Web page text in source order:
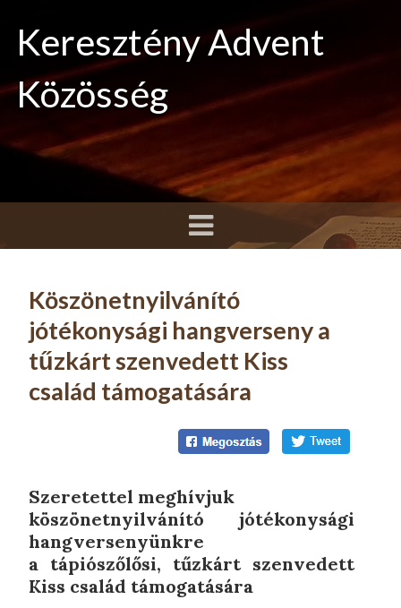
Keresztény Advent
Közösség
Köszönetnyilvánító
jótékonysági hangverseny a
tűzkárt szenvedett Kiss
család támogatására
Szeretettel meghívjuk
köszönetnyilvánító jótékonysági
hangversenyünkre
a tápiószőlősi, tűzkárt szenvedett
Kiss család támogatására